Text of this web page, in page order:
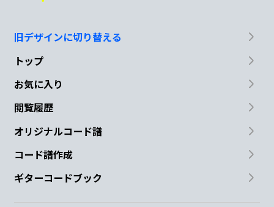
旧デザインに切り替える
トップ
お気に入り
閲覧履歴
オリジナルコード譜
コード譜作成
ギターコードブック